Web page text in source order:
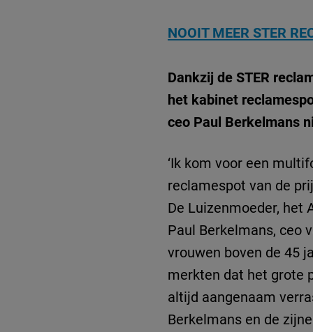
NOOIT MEER STER
Dankzij de STER
het kabinet
ceo Paul Berkelmans
‘Ik kom voor een
reclamespot van de
De Luizenmoeder, het
Paul Berkelmans, ceo
vrouwen boven de 45
merkten dat het grote
altijd aangenaam
Berkelmans en de